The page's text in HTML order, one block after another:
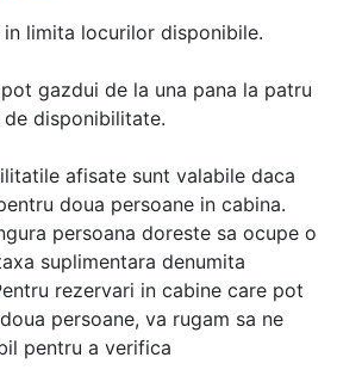
limita locurilor disponibile.
gazdui de la una pana la patru
disponibilitate.
afisate sunt valabile daca
doua persoane in cabina.
persoana doreste sa ocupe o
suplimentara denumita
rezervari in cabine care pot
persoane, va rugam sa ne
pentru a verifica